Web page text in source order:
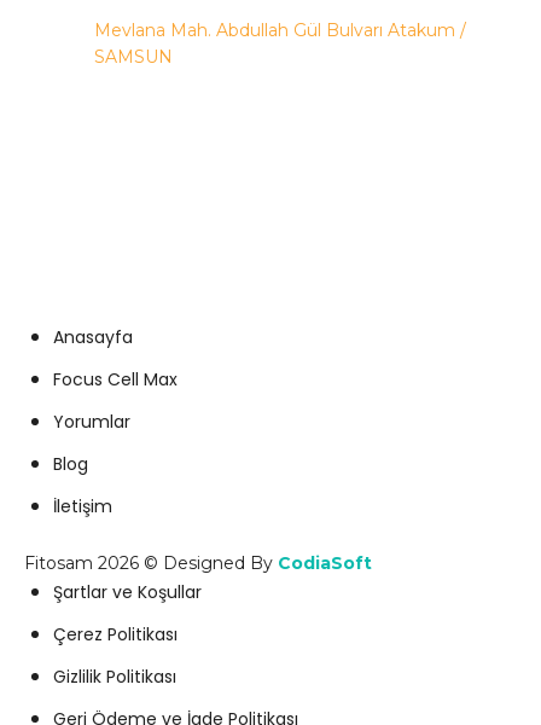
Mevlana Mah. Abdullah Gül Bulvarı Atakum /
SAMSUN
Anasayfa
Focus Cell Max
Yorumlar
Blog
İletişim
Fitosam 2026 © Designed By CodiaSoft
Şartlar ve Koşullar
Çerez Politikası
Gizlilik Politikası
Geri Ödeme ve İade Politikası